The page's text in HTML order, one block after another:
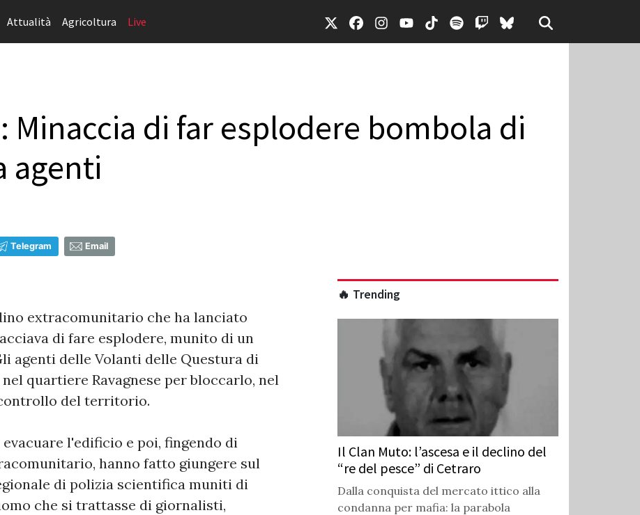
Attualità Agricoltura Live
Minaccia di far esplodere bombola di
agenti
Telegram Email
extracomunitario che ha lanciato
di fare esplodere, munito di un
agenti delle Volanti delle Questura di
quartiere Ravagnese per bloccarlo, nel
del territorio.
l'edificio e poi, fingendo di
hanno fatto giungere sul
di polizia scientifica muniti di
che si trattasse di giornalisti,
🔥 Trending
Il Clan Muto: l’ascesa e il declino del
“re del pesce” di Cetraro
Dalla conquista del mercato ittico alla
condanna per mafia: la parabola